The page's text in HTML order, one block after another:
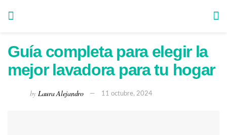
Guía completa para elegir la
mejor lavadora para tu hogar
by Laura Alejandro 11 octubre, 2024